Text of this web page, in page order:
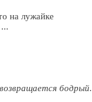
на лужайке
бодрый.